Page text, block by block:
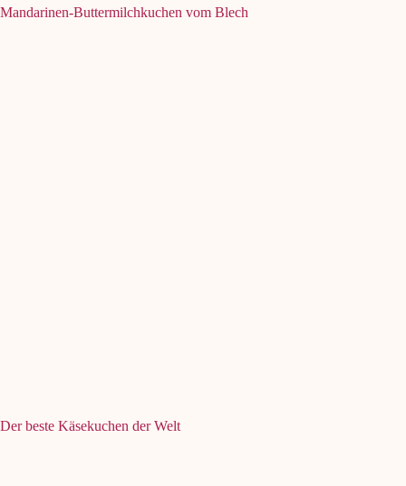
Mandarinen-Buttermilchkuchen vom Blech
Der beste Käsekuchen der Welt